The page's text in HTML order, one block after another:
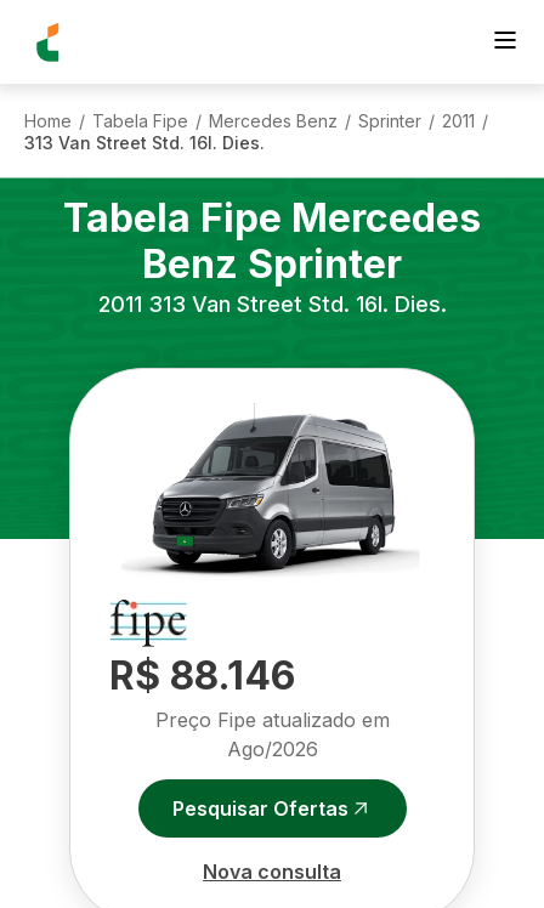
Home / Tabela Fipe / Mercedes Benz / Sprinter / 2011 /
313 Van Street Std. 16l. Dies.
Tabela Fipe Mercedes
Benz Sprinter
2011 313 Van Street Std. 16l. Dies.
R$ 88.146
Preço Fipe atualizado em
Ago/2026
Pesquisar Ofertas
Nova consulta